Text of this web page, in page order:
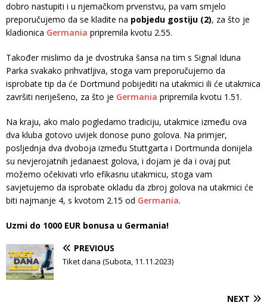
dobro nastupiti i u njemačkom prvenstvu, pa vam smjelo
preporučujemo da se kladite na pobjedu gostiju (2), za što je
kladionica Germania pripremila kvotu 2.55.
Također mislimo da je dvostruka šansa na tim s Signal Iduna
Parka svakako prihvatljiva, stoga vam preporučujemo da
isprobate tip da će Dortmund pobijediti na utakmici ili će utakmica
završiti neriješeno, za što je Germania pripremila kvotu 1.51.
Na kraju, ako malo pogledamo tradiciju, utakmice između ova
dva kluba gotovo uvijek donose puno golova. Na primjer,
posljednja dva dvoboja između Stuttgarta i Dortmunda donijela
su nevjerojatnih jedanaest golova, i dojam je da i ovaj put
možemo očekivati vrlo efikasnu utakmicu, stoga vam
savjetujemo da isprobate okladu da zbroj golova na utakmici će
biti najmanje 4, s kvotom 2.15 od Germania.
Uzmi do 1000 EUR bonusa u Germania!
PREVIOUS
Tiket dana (Subota, 11.11.2023)
NEXT